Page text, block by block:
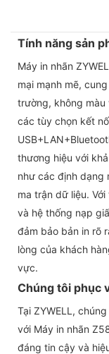
Tính năng sản
Máy in nhãn
mại mạnh mẽ,
trường, không màu
các tùy chọn kết
thương hiệu với
như các định dạng
ma trận dữ liệu.
và hệ thống nạp
đảm bảo bản in rõ
lòng của khách
vực.
Chúng tôi phục
Tại ZYWELL,
với Máy in nhãn
đáng tin cậy và